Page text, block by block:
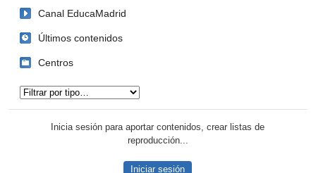
Canal EducaMadrid
Últimos contenidos
Centros
Inicia sesión para aportar contenidos, crear listas de
reproducción...
Iniciar sesión